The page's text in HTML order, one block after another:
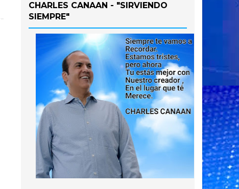
CHARLES CANAAN - "SIRVIENDO
SIEMPRE"